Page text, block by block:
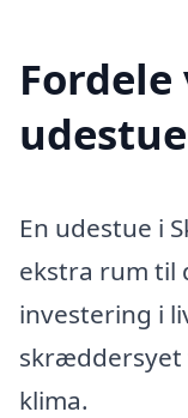
En udestue i
ekstra rum til
investering i
skræddersyet
klima.